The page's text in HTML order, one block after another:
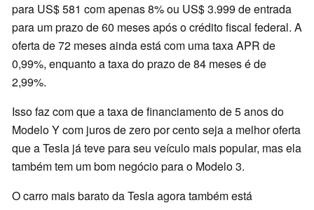
para US$ 581 com apenas 8% ou US$ 3.999 de entrada
para um prazo de 60 meses após o crédito fiscal federal. A
oferta de 72 meses ainda está com uma taxa APR de
0,99%, enquanto a taxa do prazo de 84 meses é de
2,99%.
Isso faz com que a taxa de financiamento de 5 anos do
Modelo Y com juros de zero por cento seja a melhor oferta
que a Tesla já teve para seu veículo mais popular, mas ela
também tem um bom negócio para o Modelo 3.
O carro mais barato da Tesla agora também está